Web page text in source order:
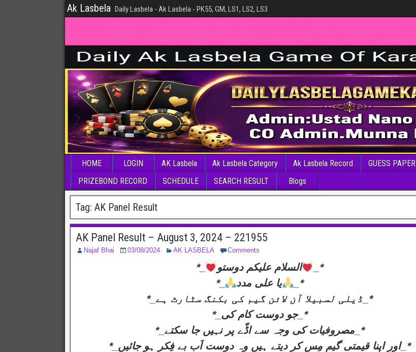
Ak Lasbela Daily Lasbela - Ak Lasbela - PK55, GM, LS1, LS2, LS3
HOME LOGIN AK Lasbela Ak Lasbela Category Ak Lasbela Record GUESS PAPER
PRIZEBOND RECORD
SCHEDULE SEARCH RESULT Blogs
Tag: AK Panel Result
AK Panel Result – August 3, 2024 – 221955
Najaf Bhai 03/08/2024 AK LASBELA Comments
*_ السلام عليکم دوستو
_*
*_
یا علی مدد
_*
*_ڈیلی لسبیلا آن لائن گیم کی بکنگ سٹارٹ ہے_*
*_جو دوست کام کی_*
*_مصروفیات کی وجہ سے اڈّے پر نہیں جا سکتے_*
*_اور اپنا قیمتی گیم مِس کر دیتے ہیں وہ دوست اَب بے فِکر ہو جائیں_*